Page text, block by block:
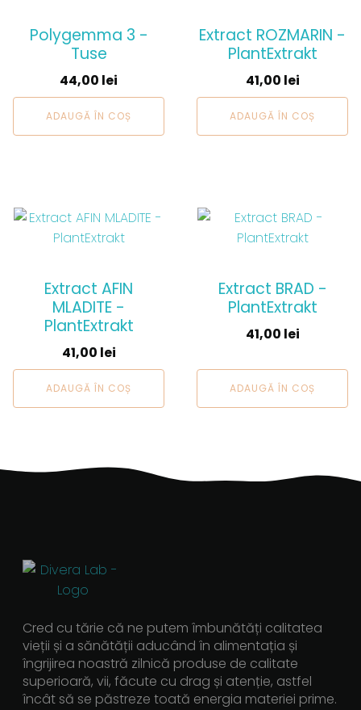
Polygemma 3 -
Tuse
44,00 lei
ADAUGĂ ÎN COȘ
Extract ROZMARIN -
PlantExtrakt
41,00 lei
ADAUGĂ ÎN COȘ
Extract AFIN
MLADITE -
PlantExtrakt
41,00 lei
ADAUGĂ ÎN COȘ
Extract BRAD -
PlantExtrakt
41,00 lei
ADAUGĂ ÎN COȘ
Cred cu tărie că ne putem îmbunătăți calitatea
vieții și a sănătății aducând în alimentația și
îngrijirea noastră zilnică produse de calitate
superioară, vii, făcute cu drag și atenție, astfel
încât să se păstreze toată energia materiei prime.